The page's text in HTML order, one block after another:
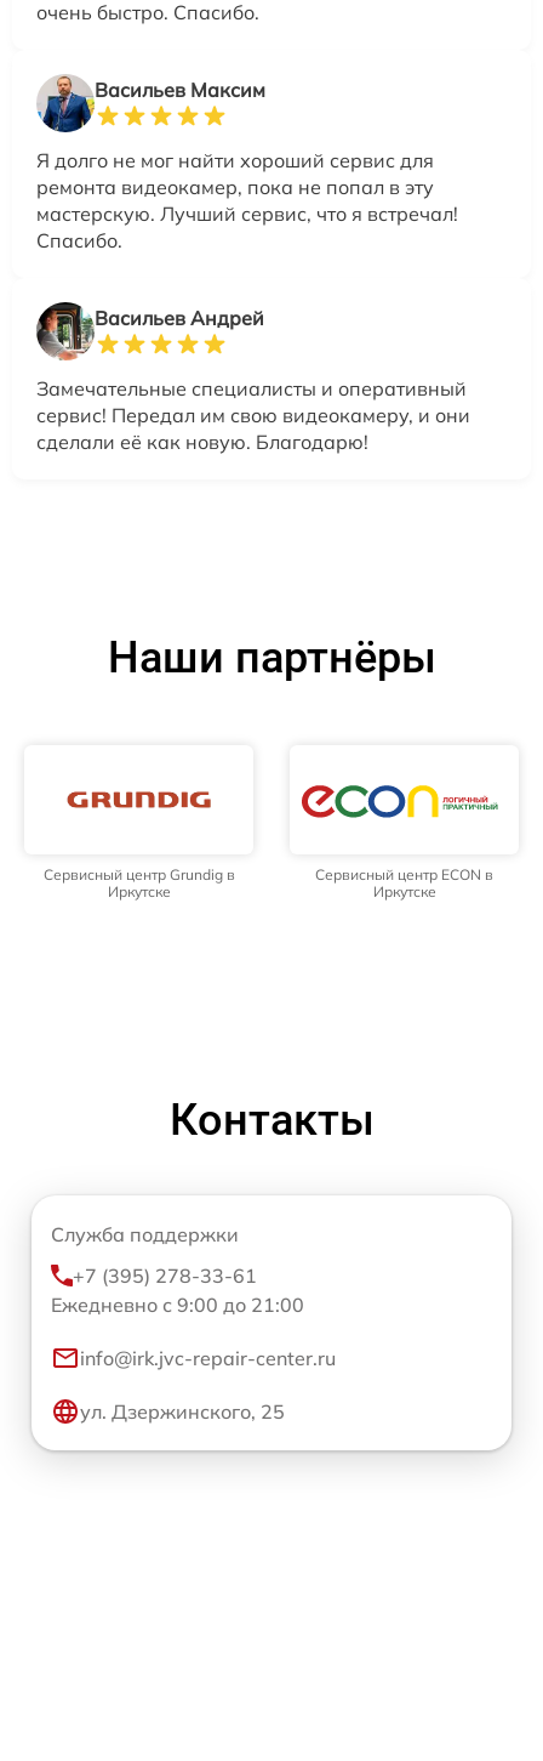
очень быстро. Спасибо.
Васильев Максим
Я долго не мог найти хороший сервис для
ремонта видеокамер, пока не попал в эту
мастерскую. Лучший сервис, что я встречал!
Спасибо.
Васильев Андрей
Замечательные специалисты и оперативный
сервис! Передал им свою видеокамеру, и они
сделали её как новую. Благодарю!
Наши партнёры
Сервисный центр Grundig в
Иркутске
Сервисный центр ECON в
Иркутске
Контакты
Служба поддержки
+7 (395) 278-33-61
Ежедневно с 9:00 до 21:00
info@irk.jvc-repair-center.ru
ул. Дзержинского, 25